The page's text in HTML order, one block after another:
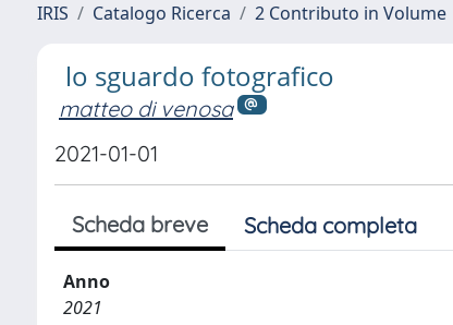
IRIS Catalogo Ricerca 2 Contributo in Volume
lo sguardo fotografico
matteo di venosa
2021-01-01
Scheda breve Scheda completa
Anno
2021